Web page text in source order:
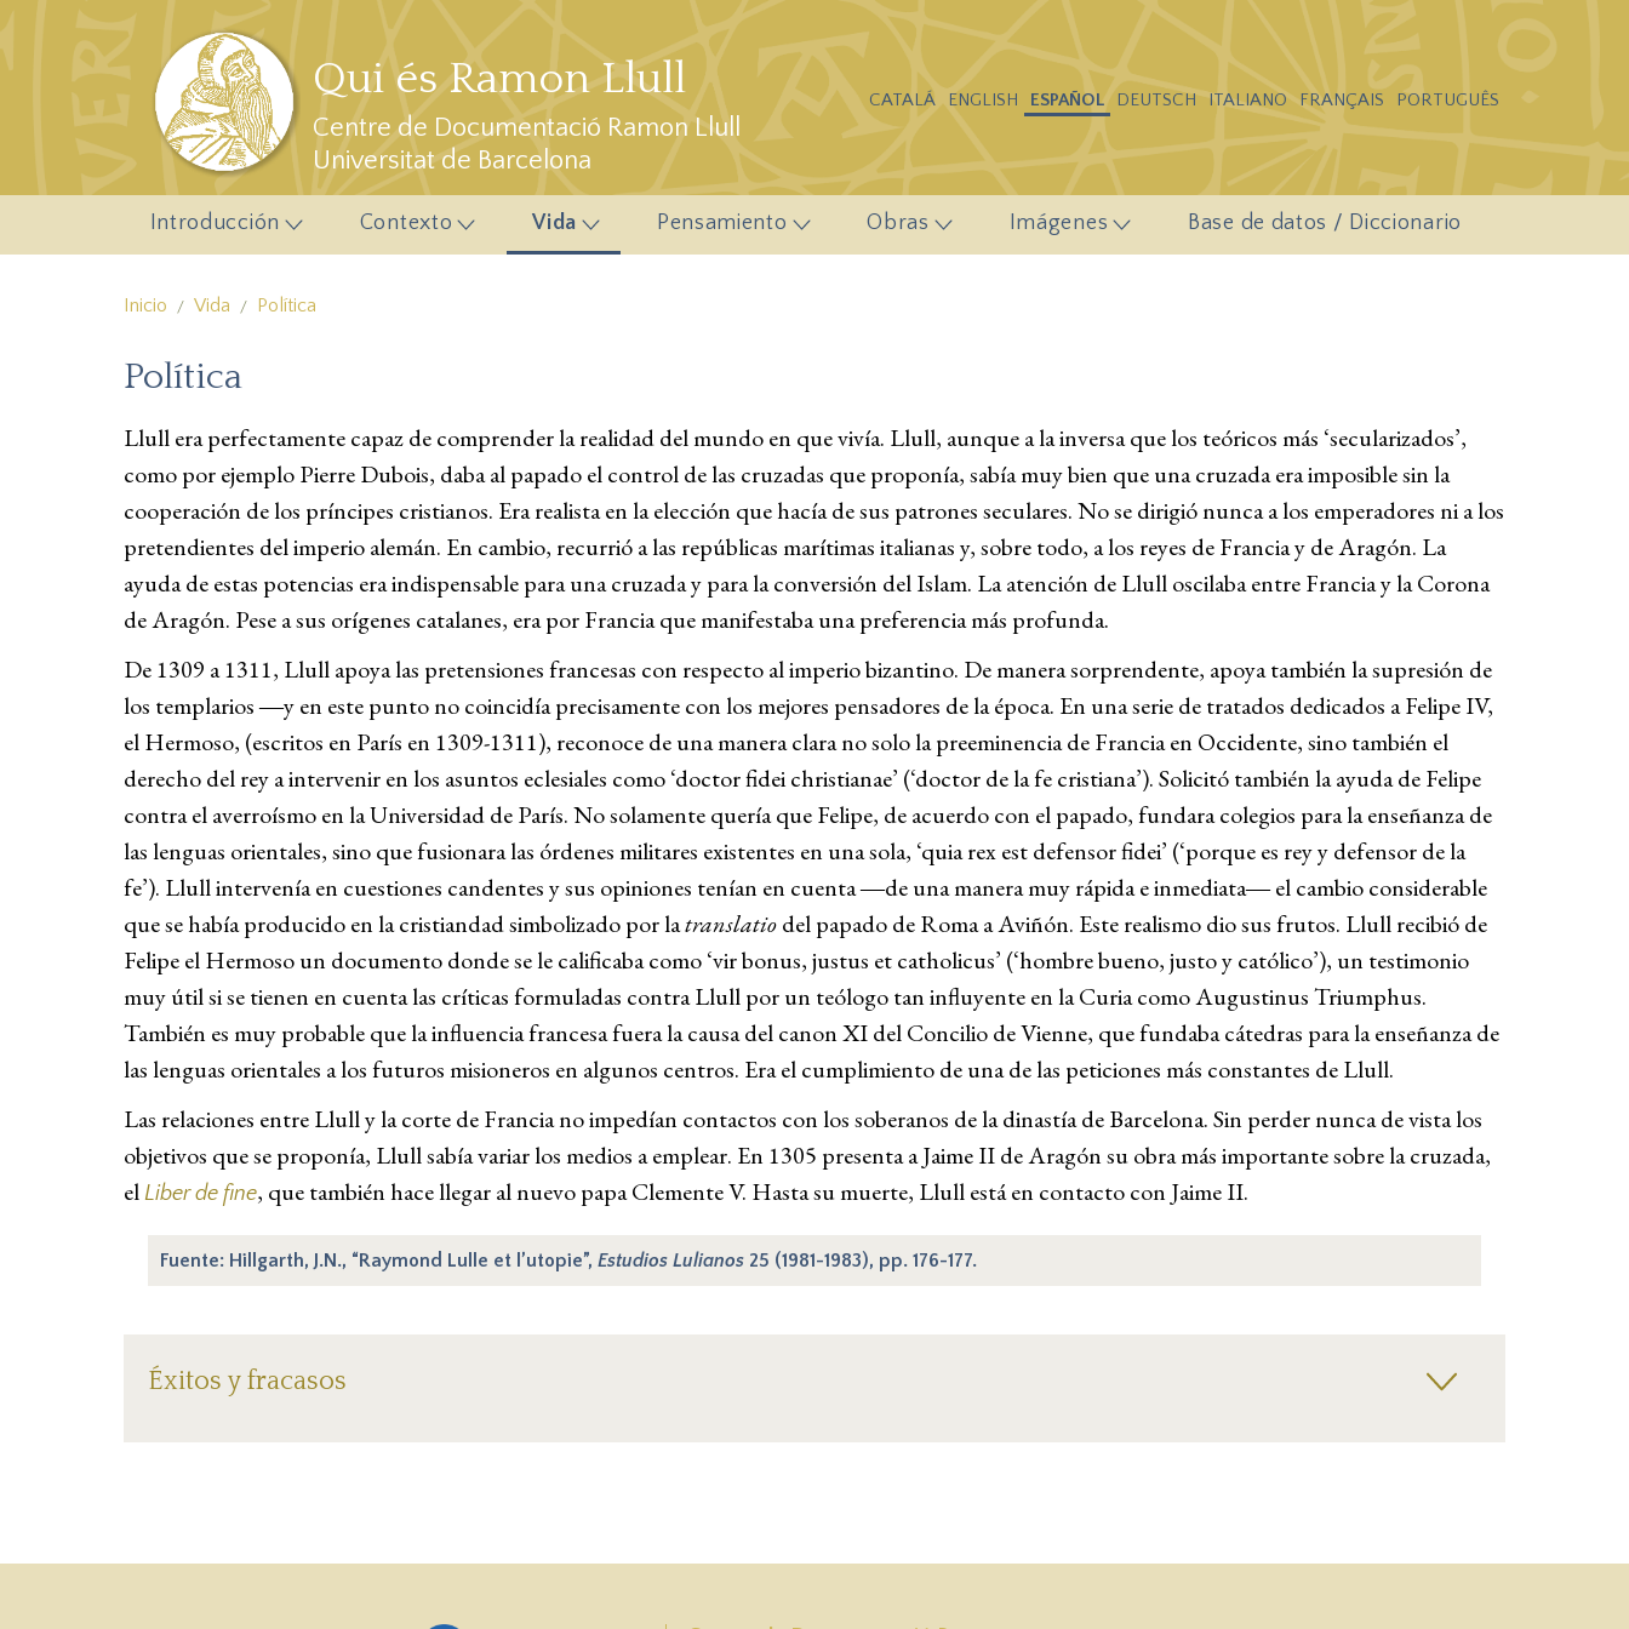
Pasar al contenido principal
Qui és Ramon Llull
Centre de Documentació Ramon Llull
Universitat de Barcelona
CATALÁ ENGLISH ESPAÑOL DEUTSCH ITALIANO FRANÇAIS PORTUGUÊS
Introducción Contexto Vida Pensamiento Obras Imágenes Base de datos / Diccionario
Inicio Vida Política
Política
Llull era perfectamente capaz de comprender la realidad del mundo en que vivía. Llull, aunque a la inversa que los teóricos más ‘secularizados’,
como por ejemplo Pierre Dubois, daba al papado el control de las cruzadas que proponía, sabía muy bien que una cruzada era imposible sin la
cooperación de los príncipes cristianos. Era realista en la elección que hacía de sus patrones seculares. No se dirigió nunca a los emperadores ni a los
pretendientes del imperio alemán. En cambio, recurrió a las repúblicas marítimas italianas y, sobre todo, a los reyes de Francia y de Aragón. La
ayuda de estas potencias era indispensable para una cruzada y para la conversión del Islam. La atención de Llull oscilaba entre Francia y la Corona
de Aragón. Pese a sus orígenes catalanes, era por Francia que manifestaba una preferencia más profunda.
De 1309 a 1311, Llull apoya las pretensiones francesas con respecto al imperio bizantino. De manera sorprendente, apoya también la supresión de
los templarios ―y en este punto no coincidía precisamente con los mejores pensadores de la época. En una serie de tratados dedicados a Felipe IV,
el Hermoso, (escritos en París en 1309-1311), reconoce de una manera clara no solo la preeminencia de Francia en Occidente, sino también el
derecho del rey a intervenir en los asuntos eclesiales como ‘doctor fidei christianae’ (‘doctor de la fe cristiana’). Solicitó también la ayuda de Felipe
contra el averroísmo en la Universidad de París. No solamente quería que Felipe, de acuerdo con el papado, fundara colegios para la enseñanza de
las lenguas orientales, sino que fusionara las órdenes militares existentes en una sola, ‘quia rex est defensor fidei’ (‘porque es rey y defensor de la
fe’). Llull intervenía en cuestiones candentes y sus opiniones tenían en cuenta ―de una manera muy rápida e inmediata― el cambio considerable
que se había producido en la cristiandad simbolizado por latranslatiodel papado de Roma a Aviñón. Este realismo dio sus frutos. Llull recibió de
Felipe el Hermoso un documento donde se le calificaba como ‘vir bonus, justus et catholicus’ (‘hombre bueno, justo y católico’), un testimonio
muy útil si se tienen en cuenta las críticas formuladas contra Llull por un teólogo tan influyente en la Curia como Augustinus Triumphus.
También es muy probable que la influencia francesa fuera la causa del canon XI del Concilio de Vienne, que fundaba cátedras para la enseñanza de
las lenguas orientales a los futuros misioneros en algunos centros. Era el cumplimiento de una de las peticiones más constantes de Llull.
Las relaciones entre Llull y la corte de Francia no impedían contactos con los soberanos de la dinastía de Barcelona. Sin perder nunca de vista los
objetivos que se proponía, Llull sabía variar los medios a emplear. En 1305 presenta a Jaime II de Aragón su obra más importante sobre la cruzada,
el Liber de fine, que también hace llegar al nuevo papa Clemente V. Hasta su muerte, Llull está en contacto con Jaime II.
Fuente: Hillgarth, J.N., “Raymond Lulle et l’utopie”, Estudios Lulianos 25 (1981-1983), pp. 176-177.
Éxitos y fracasos